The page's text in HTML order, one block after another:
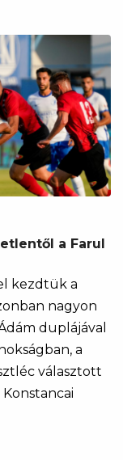
a Farul
kezdtük a
nagyon
duplájával
a
választott